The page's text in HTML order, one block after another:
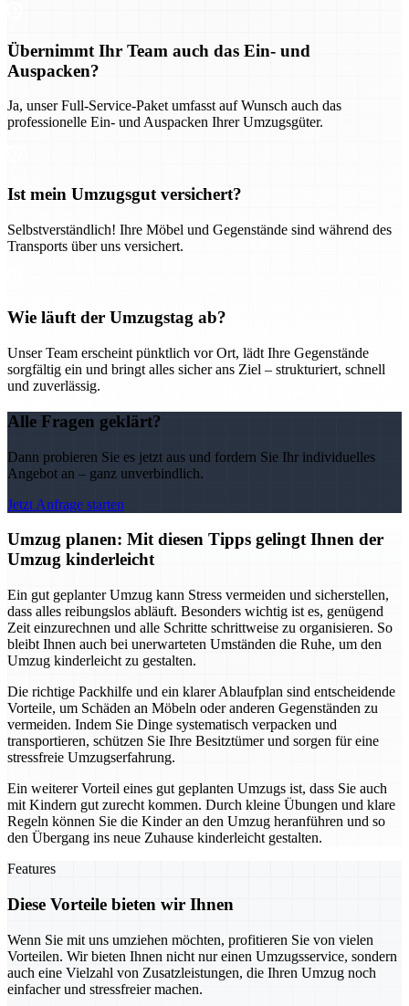
Übernimmt Ihr Team auch das Ein- und
Auspacken?
Ja, unser Full-Service-Paket umfasst auf Wunsch auch das
professionelle Ein- und Auspacken Ihrer Umzugsgüter.
Ist mein Umzugsgut versichert?
Selbstverständlich! Ihre Möbel und Gegenstände sind während des
Transports über uns versichert.
Wie läuft der Umzugstag ab?
Unser Team erscheint pünktlich vor Ort, lädt Ihre Gegenstände
sorgfältig ein und bringt alles sicher ans Ziel – strukturiert, schnell
und zuverlässig.
Alle Fragen geklärt?
Dann probieren Sie es jetzt aus und fordern Sie Ihr individuelles
Angebot an – ganz unverbindlich.
Jetzt Anfrage starten
Umzug planen: Mit diesen Tipps gelingt Ihnen der
Umzug kinderleicht
Ein gut geplanter Umzug kann Stress vermeiden und sicherstellen,
dass alles reibungslos abläuft. Besonders wichtig ist es, genügend
Zeit einzurechnen und alle Schritte schrittweise zu organisieren. So
bleibt Ihnen auch bei unerwarteten Umständen die Ruhe, um den
Umzug kinderleicht zu gestalten.
Die richtige Packhilfe und ein klarer Ablaufplan sind entscheidende
Vorteile, um Schäden an Möbeln oder anderen Gegenständen zu
vermeiden. Indem Sie Dinge systematisch verpacken und
transportieren, schützen Sie Ihre Besitztümer und sorgen für eine
stressfreie Umzugserfahrung.
Ein weiterer Vorteil eines gut geplanten Umzugs ist, dass Sie auch
mit Kindern gut zurecht kommen. Durch kleine Übungen und klare
Regeln können Sie die Kinder an den Umzug heranführen und so
den Übergang ins neue Zuhause kinderleicht gestalten.
Features
Diese Vorteile bieten wir Ihnen
Wenn Sie mit uns umziehen möchten, profitieren Sie von vielen
Vorteilen. Wir bieten Ihnen nicht nur einen Umzugsservice, sondern
auch eine Vielzahl von Zusatzleistungen, die Ihren Umzug noch
einfacher und stressfreier machen.